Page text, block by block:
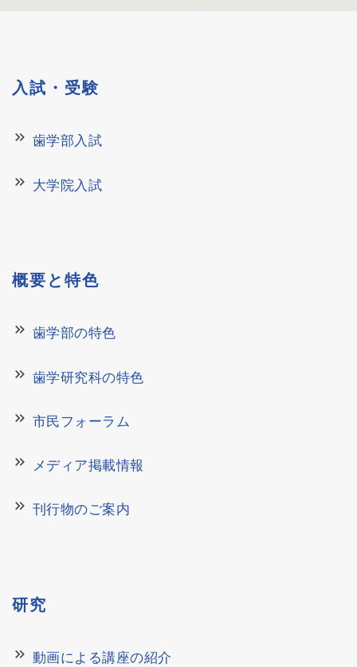
入試・受験
keyboard_double_arrow_right 歯学部入試
keyboard_double_arrow_right 大学院入試
概要と特色
keyboard_double_arrow_right 歯学部の特色
keyboard_double_arrow_right 歯学研究科の特色
keyboard_double_arrow_right 市民フォーラム
keyboard_double_arrow_right メディア掲載情報
keyboard_double_arrow_right 刊行物のご案内
研究
keyboard_double_arrow_right 動画による講座の紹介